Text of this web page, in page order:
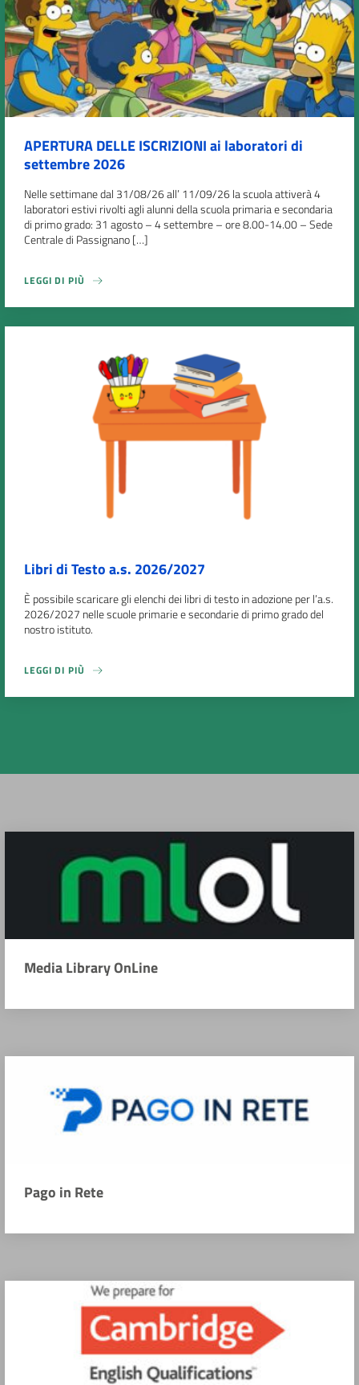
APERTURA DELLE ISCRIZIONI ai laboratori di
settembre 2026
Nelle settimane dal 31/08/26 all’ 11/09/26 la scuola attiverà 4
laboratori estivi rivolti agli alunni della scuola primaria e secondaria
di primo grado: 31 agosto – 4 settembre – ore 8.00-14.00 – Sede
Centrale di Passignano […]
LEGGI DI PIÙ
Libri di Testo a.s. 2026/2027
È possibile scaricare gli elenchi dei libri di testo in adozione per l’a.s.
2026/2027 nelle scuole primarie e secondarie di primo grado del
nostro istituto.
LEGGI DI PIÙ
Media Library OnLine
Pago in Rete